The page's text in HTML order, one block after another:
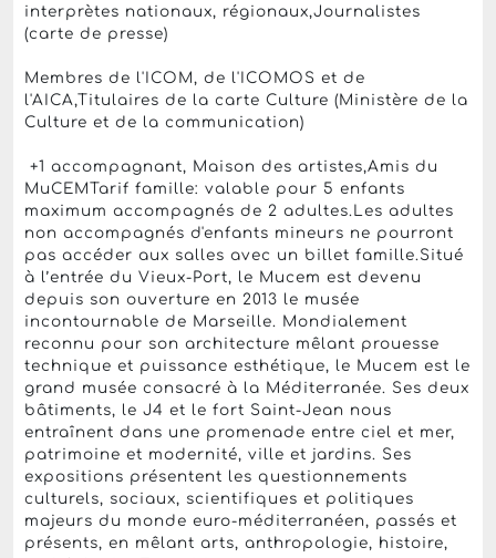
interprètes nationaux, régionaux,Journalistes
(carte de presse)
Membres de l'ICOM, de l'ICOMOS et de
l'AICA,Titulaires de la carte Culture (Ministère de la
Culture et de la communication)
+1 accompagnant, Maison des artistes,Amis du
MuCEMTarif famille: valable pour 5 enfants
maximum accompagnés de 2 adultes.Les adultes
non accompagnés d'enfants mineurs ne pourront
pas accéder aux salles avec un billet famille.Situé
à l’entrée du Vieux-Port, le Mucem est devenu
depuis son ouverture en 2013 le musée
incontournable de Marseille. Mondialement
reconnu pour son architecture mêlant prouesse
technique et puissance esthétique, le Mucem est le
grand musée consacré à la Méditerranée. Ses deux
bâtiments, le J4 et le fort Saint-Jean nous
entraînent dans une promenade entre ciel et mer,
patrimoine et modernité, ville et jardins. Ses
expositions présentent les questionnements
culturels, sociaux, scientifiques et politiques
majeurs du monde euro-méditerranéen, passés et
présents, en mêlant arts, anthropologie, histoire,